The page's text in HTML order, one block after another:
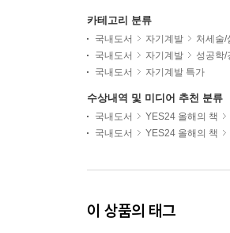
카테고리 분류
국내도서 자기계발
처세술/
국내도서
자기계발
성공학/
국내도서
자기계발 특가
수상내역 및 미디어 추천 분류
국내도서 YES24 올해의 책
국내도서
YES24 올해의 책
이 상품의 태그